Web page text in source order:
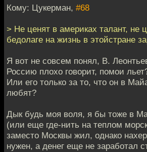
Кому: Цукерман, #68
> Не ценят в америках талант, не
бедолаге на жизнь в этойстране
Я вот не совсем понял, В.
Россию плохо говорит, помои
Или его только за то, что он в
любят?
Дык будь моя воля, я бы тоже в
(или еще где-нить на теплом
заместо Москвы жил, однако
нужен, а денег еще не заработал